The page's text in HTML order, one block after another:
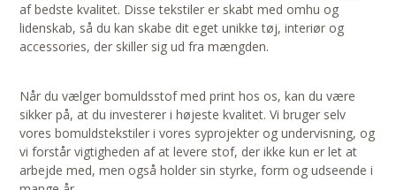
af bedste kvalitet. Disse tekstiler er skabt med omhu og
lidenskab, så du kan skabe dit eget unikke tøj, interiør og
accessories, der skiller sig ud fra mængden.
Når du vælger bomuldsstof med print hos os, kan du være
sikker på, at du investerer i højeste kvalitet. Vi bruger selv
vores bomuldstekstiler i vores syprojekter og undervisning, og
vi forstår vigtigheden af at levere stof, der ikke kun er let at
arbejde med, men også holder sin styrke, form og udseende i